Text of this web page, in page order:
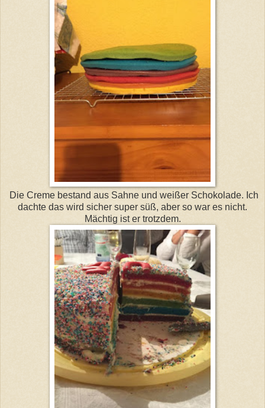
Die Creme bestand aus Sahne und weißer Schokolade. Ich
dachte das wird sicher super süß, aber so war es nicht.
Mächtig ist er trotzdem.